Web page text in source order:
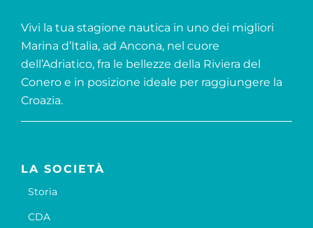
Vivi la tua stagione nautica in uno dei migliori
Marina d’Italia, ad Ancona, nel cuore
dell’Adriatico, fra le bellezze della Riviera del
Conero e in posizione ideale per raggiungere la
Croazia.
LA SOCIETÀ
Storia
CDA